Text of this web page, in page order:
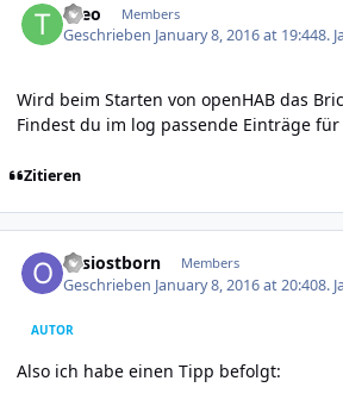
theo Members
Geschrieben January 8, 2016 at 19:448.
Wird beim Starten von openHAB das
Findest du im log passende Einträge
Zitieren
ossiostborn Members
Geschrieben January 8, 2016 at 20:408.
AUTOR
Also ich habe einen Tipp befolgt: